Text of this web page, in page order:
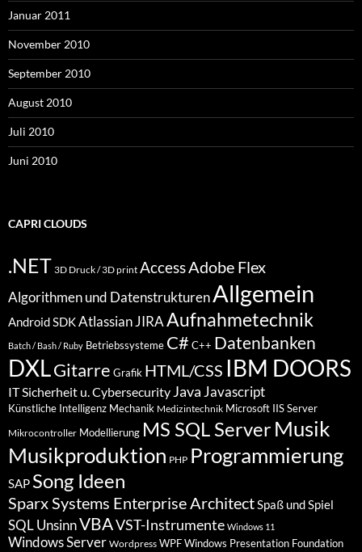
Januar 2011
November 2010
September 2010
August 2010
Juli 2010
Juni 2010
CAPRI CLOUDS
.NET 3D Druck / 3D print AccessAdobe Flex
Algorithmen und DatenstrukturenAllgemein
Android SDKAtlassian JIRAAufnahmetechnik
Batch / Bash / Ruby Betriebssysteme C# C++ Datenbanken
DXLGitarre Grafik HTML/CSS IBM DOORS
IT Sicherheit u. Cybersecurity Java Javascript
Künstliche Intelligenz Mechanik Medizintechnik Microsoft IIS Server
Mikrocontroller Modellierung MS SQL Server Musik
Musikproduktion PHP Programmierung
SAP Song Ideen
Sparx Systems Enterprise ArchitectSpaß und Spiel
SQL UnsinnVBAVST-Instrumente Windows 11
Windows Server Wordpress WPF Windows Presentation Foundation